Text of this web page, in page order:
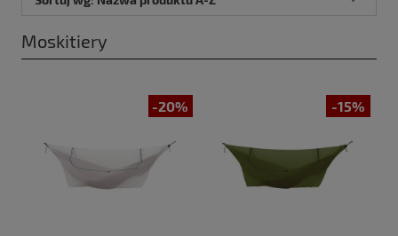
Moskitiery
-20% -15%